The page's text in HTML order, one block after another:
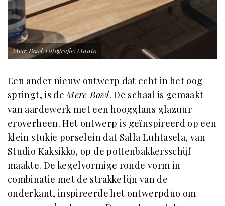
Mere Bowl. Fotografie: Muuto
Een ander nieuw ontwerp dat echt in het oog
springt, is deMere Bowl. De schaal is gemaakt
van aardewerk met een hoogglans glazuur
eroverheen. Het ontwerp is geïnspireerd op een
klein stukje porselein dat Salla Luhtasela, van
Studio Kaksikko, op de pottenbakkersschijf
maakte. De kegelvormige ronde vorm in
combinatie met de strakke lijn van de
onderkant, inspireerde het ontwerpduo om